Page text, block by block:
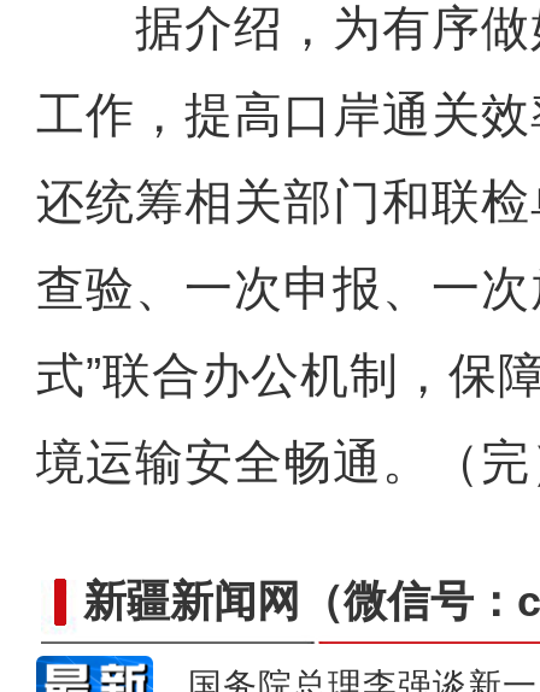
据介绍，为有序做
工作，提高口岸通关
还统筹相关部门和联
查验、一次申报、一
式”联合办公机制，保
境运输安全畅通。（
新疆新闻网 （微信号